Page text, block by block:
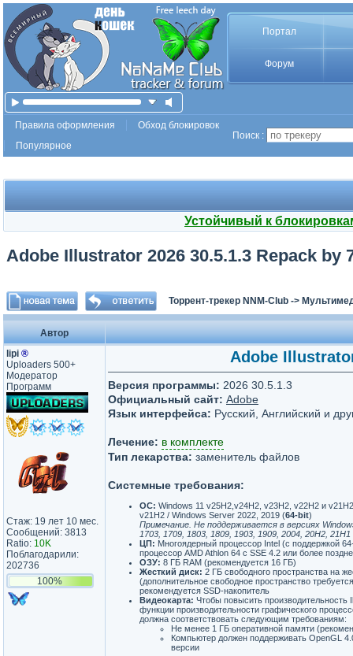
Портал
Форум
Правила оформления
Обход блокировок
Популярное
Поиск :
Устойчивый к
Adobe Illustrator 2026 30.5.1.3 Repack by
Торрент-трекер NNM-Club ->
Автор
lipi ®
Uploaders 500+
Модератор
Программ
Стаж: 19 лет 10 мес.
Сообщений: 3813
Ratio: 10K
Поблагодарили:
202736
100%
Adobe
Версия программы: 2026 30.5.1.3
Официальный сайт: Adobe
Язык интерфейса: Русский, Английский и
Лечение: в комплекте
Тип лекарства: заменитель файлов
Системные требования:
ОС: Windows 11 v25H2,v24H2, v23H2, v22H2 и
v21H2 / Windows Server 2022, 2019 (64-bit)
Примечание. Не поддерживается в версиях
1703, 1709, 1803, 1809, 1903, 1909, 2004, 20H2, 21H1
ЦП: Многоядерный процессор Intel (с поддержкой
процессор AMD Athlon 64 с SSE 4.2 или более
ОЗУ: 8 ГБ RAM (рекомендуется 16 ГБ)
Жесткий диск: 2 ГБ свободного пространства на
(дополнительное свободное пространство
рекомендуется SSD-накопитель
Видеокарта: Чтобы повысить
функции производительности графического
должна соответствовать следующим требованиям:
Не менее 1 ГБ оперативной памяти
Компьютер должен поддерживать OpenGL
версии